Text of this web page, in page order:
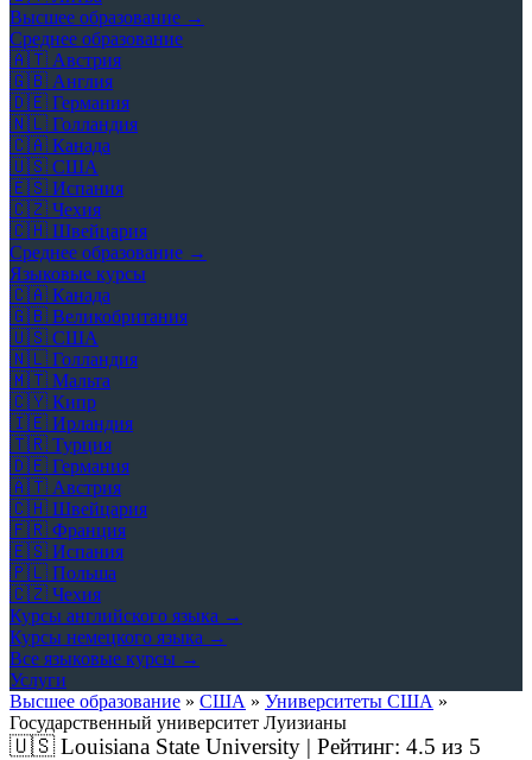
Высшее образование →
Среднее образование
🇦🇹 Австрия
🇬🇧 Англия
🇩🇪 Германия
🇳🇱 Голландия
🇨🇦 Канада
🇺🇸 США
🇪🇸 Испания
🇨🇿 Чехия
🇨🇭 Швейцария
Среднее образование →
Языковые курсы
🇨🇦 Канада
🇬🇧 Великобритания
🇺🇸 США
🇳🇱 Голландия
🇲🇹 Мальта
🇨🇾 Кипр
🇮🇪 Ирландия
🇹🇷 Турция
🇩🇪 Германия
🇦🇹 Австрия
🇨🇭 Швейцария
🇫🇷 Франция
🇪🇸 Испания
🇵🇱 Польша
🇨🇿 Чехия
Курсы английского языка →
Курсы немецкого языка →
Все языковые курсы →
Услуги
Высшее образование » США » Университеты США »
Государственный университет Луизианы
🇺🇸Louisiana State University | Рейтинг: 4.5 из 5